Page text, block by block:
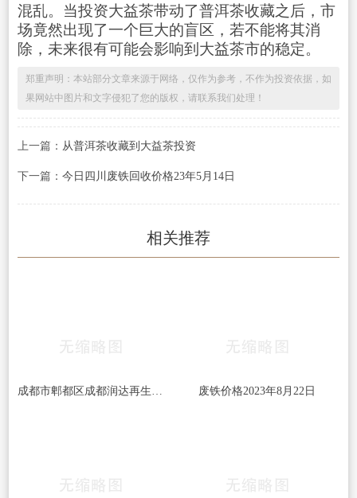
混乱。当投资大益茶带动了普洱茶收藏之后，市
场竟然出现了一个巨大的盲区，若不能将其消
除，未来很有可能会影响到大益茶市的稳定。
郑重声明：本站部分文章来源于网络，仅作为参考，不作为投资依据，如
果网站中图片和文字侵犯了您的版权，请联系我们处理！
上一篇： 从普洱茶收藏到大益茶投资
下一篇： 今日四川废铁回收价格23年5月14日
相关推荐
废铁价格2023年8月22日